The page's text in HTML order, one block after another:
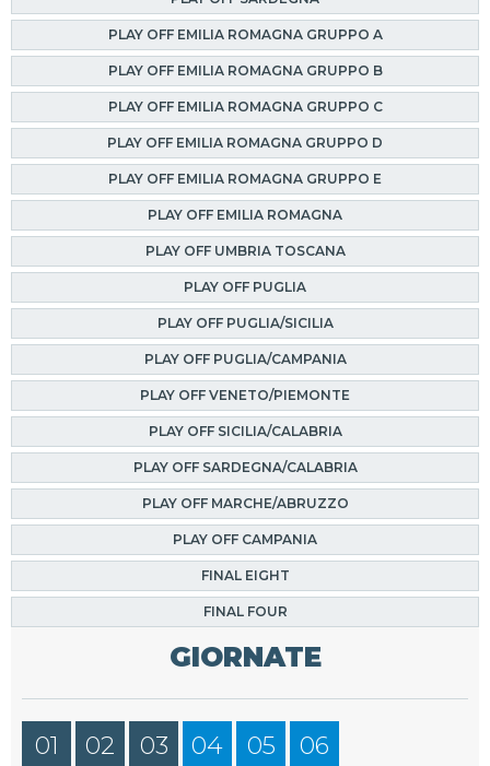
PLAY OFF EMILIA ROMAGNA GRUPPO A
PLAY OFF EMILIA ROMAGNA GRUPPO B
PLAY OFF EMILIA ROMAGNA GRUPPO C
PLAY OFF EMILIA ROMAGNA GRUPPO D
PLAY OFF EMILIA ROMAGNA GRUPPO E
PLAY OFF EMILIA ROMAGNA
PLAY OFF UMBRIA TOSCANA
PLAY OFF PUGLIA
PLAY OFF PUGLIA/SICILIA
PLAY OFF PUGLIA/CAMPANIA
PLAY OFF VENETO/PIEMONTE
PLAY OFF SICILIA/CALABRIA
PLAY OFF SARDEGNA/CALABRIA
PLAY OFF MARCHE/ABRUZZO
PLAY OFF CAMPANIA
FINAL EIGHT
FINAL FOUR
GIORNATE
01 02 03 04 05 06